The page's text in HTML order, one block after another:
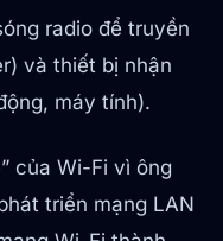
radio để truyền
và thiết bị nhận
máy tính).
của Wi-Fi vì ông
triển mạng LAN